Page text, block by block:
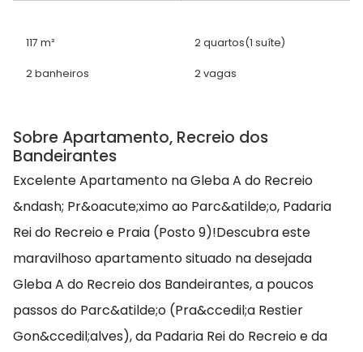
117 m² 2 quartos(1 suíte)
2 banheiros 2 vagas
Sobre Apartamento, Recreio dos
Bandeirantes
Excelente Apartamento na Gleba A do Recreio
&ndash; Pr&oacute;ximo ao Parc&atilde;o, Padaria
Rei do Recreio e Praia (Posto 9)!Descubra este
maravilhoso apartamento situado na desejada
Gleba A do Recreio dos Bandeirantes, a poucos
passos do Parc&atilde;o (Pra&ccedil;a Restier
Gon&ccedil;alves), da Padaria Rei do Recreio e da